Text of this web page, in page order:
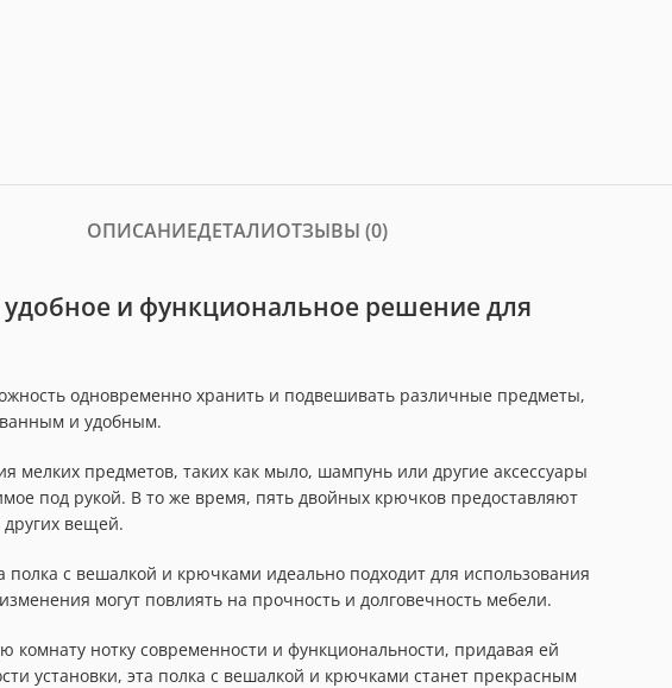
ОПИСАНИЕДЕТАЛИОТЗЫВЫ (0)
и функциональное решение для
одновременно хранить и подвешивать различные предметы,
и удобным.
мелких предметов, таких как мыло, шампунь или другие аксессуары
под рукой. В то же время, пять двойных крючков предоставляют
вещей.
полка с вешалкой и крючками идеально подходит для использования
могут повлиять на прочность и долговечность мебели.
нотку современности и функциональности, придавая ей
установки, эта полка с вешалкой и крючками станет прекрасным